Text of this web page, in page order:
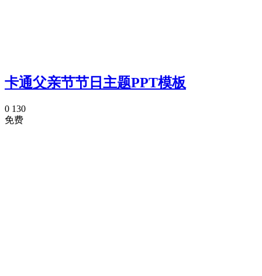
卡通父亲节节日主题PPT模板
0 130
免费